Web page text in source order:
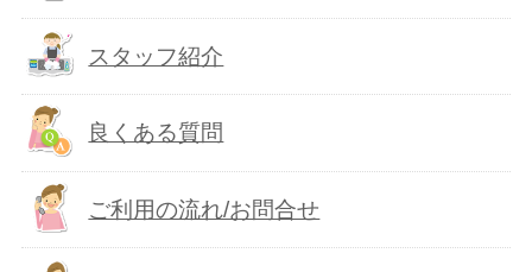
スタッフ紹介
良くある質問
ご利用の流れ/お問合せ